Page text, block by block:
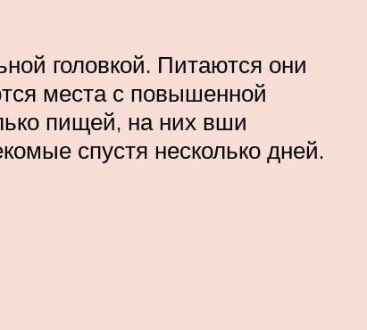
головкой. Питаются они
места с повышенной
пищей, на них вши
спустя несколько дней.